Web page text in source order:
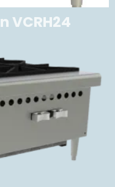
VCRH24